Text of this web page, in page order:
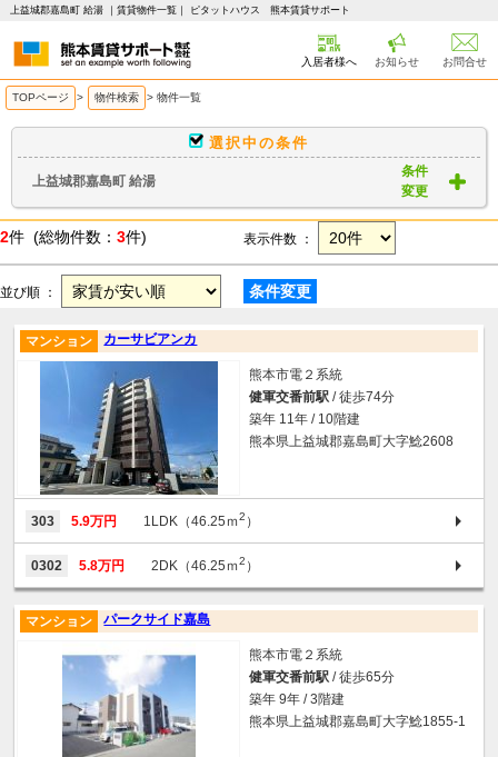
上益城郡嘉島町 給湯 ｜賃貸物件一覧｜ ピタットハウス 熊本賃貸サポート
入居者様へ お知らせ お問合せ
TOPページ > 物件検索 > 物件一覧
選択中の条件
上益城郡嘉島町 給湯
条件
変更
2件 (総物件数： 3件) 表示件数 ：
並び順 ： 条件変更
カーサビアンカ
マンション
熊本市電２系統
健軍交番前駅 / 徒歩74分
築年 11年 / 10階建
熊本県上益城郡嘉島町大字鯰2608
303 5.9万円 1LDK（46.25ｍ2 ）
0302 5.8万円 2DK（46.25ｍ2 ）
パークサイド嘉島
マンション
熊本市電２系統
健軍交番前駅 / 徒歩65分
築年 9年 / 3階建
熊本県上益城郡嘉島町大字鯰1855-1